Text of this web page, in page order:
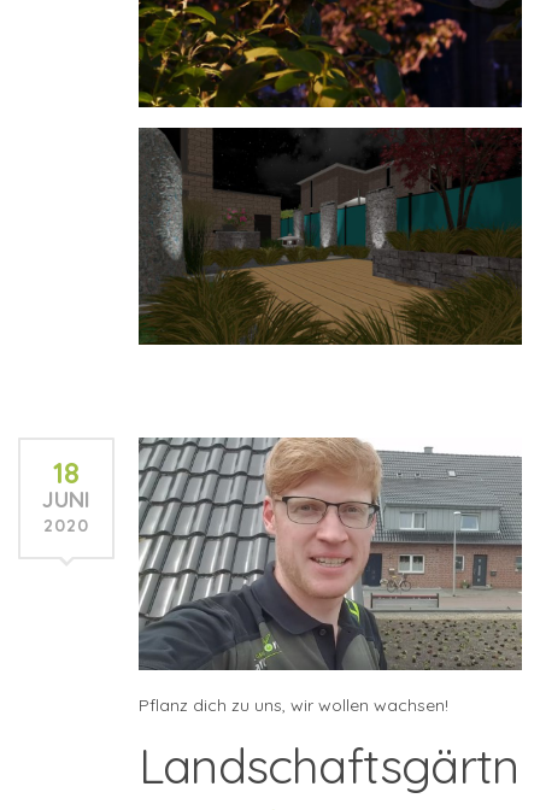
18
JUNI
2020
Pflanz dich zu uns, wir wollen wachsen!
Landschaftsgärtn